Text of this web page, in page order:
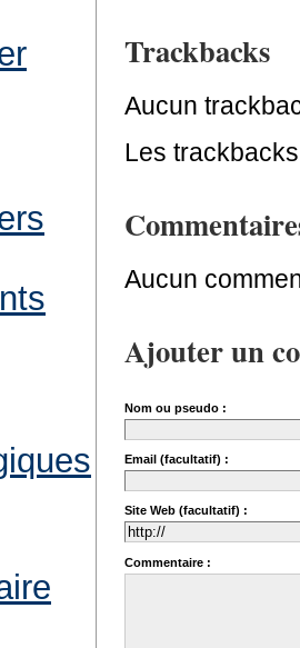
Trackbacks
Aucun
Les
Aucun
Ajouter un
Nom ou pseudo :
Email (facultatif) :
Site Web (facultatif) :
Commentaire :